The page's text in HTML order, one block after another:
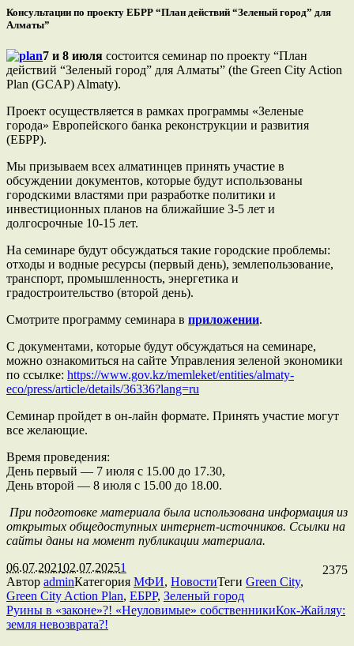
Консультации по проекту ЕБРР “План действий “Зеленый город” для
Алматы”
7 и 8 июля состоится семинар по проекту “План
действий “Зеленый город” для Алматы” (the Green City Action
Plan (GCAP) Almaty).
Проект осуществляется в рамках программы «Зеленые
города» Европейского банка реконструкции и развития
(ЕБРР).
Мы призываем всех алматинцев принять участие в
обсуждении документов, которые будут использованы
городскими властями при разработке политики и
инвестиционных планов на ближайшие 3-5 лет и
долгосрочные 10-15 лет.
На семинаре будут обсуждаться такие городские проблемы:
отходы и водные ресурсы (первый день), землепользование,
транспорт, промышленность, энергетика и
градостроительство (второй день).
Смотрите программу семинара в приложении.
С документами, которые будут обсуждаться на семинаре,
можно ознакомиться на сайте Управления зеленой экономики
по ссылке: https://www.gov.kz/memleket/entities/almaty-
eco/press/article/details/36336?lang=ru
Семинар пройдет в он-лайн формате. Принять участие могут
все желающие.
Время проведения:
День первый — 7 июля с 15.00 до 17.30,
День второй — 8 июля с 15.00 до 18.00.
При подготовке материала была использована информация из
открытых общедоступных интернет-источников. Ссылки на
сайты даны на момент публикации материала.
06.07.202102.07.20251
2375
Автор adminКатегория МФИ, НовостиТеги Green City,
Green City Action Plan, ЕБРР, Зеленый город
Руины в «законе»?! «Неуловимые» собственникиКок-Жайляу:
земля невозврата?!